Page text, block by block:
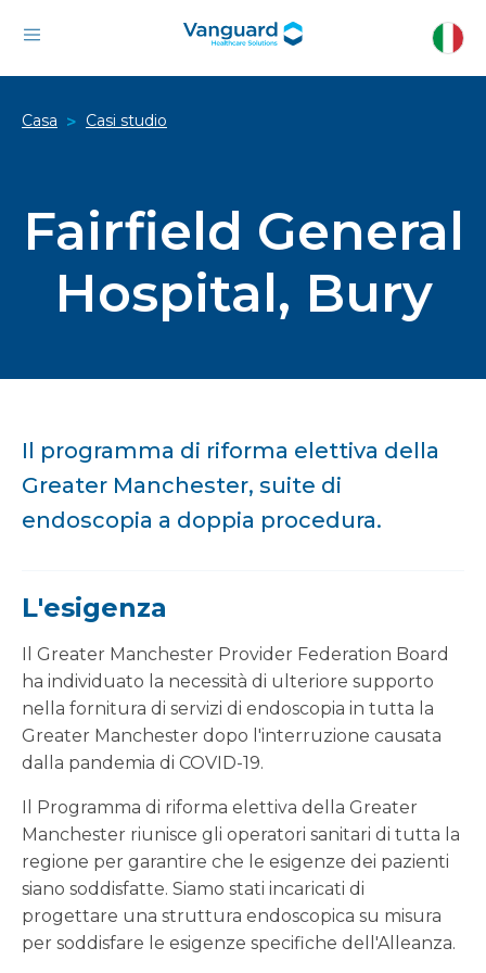
Casa > Casi studio
Fairfield General
Hospital, Bury
Il programma di riforma elettiva della
Greater Manchester, suite di
endoscopia a doppia procedura.
L'esigenza
Il Greater Manchester Provider Federation Board
ha individuato la necessità di ulteriore supporto
nella fornitura di servizi di endoscopia in tutta la
Greater Manchester dopo l'interruzione causata
dalla pandemia di COVID-19.
Il Programma di riforma elettiva della Greater
Manchester riunisce gli operatori sanitari di tutta la
regione per garantire che le esigenze dei pazienti
siano soddisfatte. Siamo stati incaricati di
progettare una struttura endoscopica su misura
per soddisfare le esigenze specifiche dell'Alleanza.